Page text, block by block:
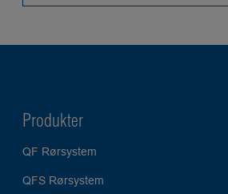
Produkter
QF Rørsystem
QFS Rørsystem